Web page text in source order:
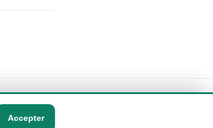
Accepter